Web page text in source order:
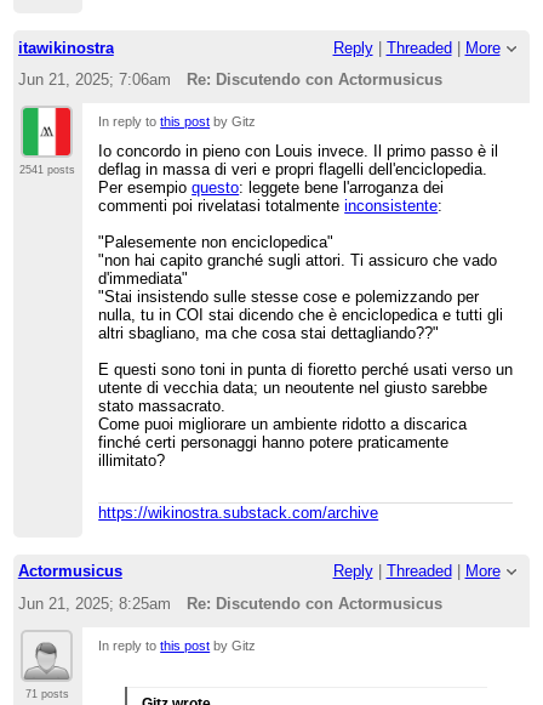
itawikinostra Reply| Threaded | More
Jun 21, 2025; 7:06am
Re: Discutendo con Actormusicus
2541 posts
In reply tothis post by Gitz
Io concordo in pieno con Louis invece. Il primo passo è il
deflag in massa di veri e propri flagelli dell'enciclopedia.
Per esempioquesto: leggete bene l'arroganza dei
commenti poi rivelatasi totalmenteinconsistente:
"Palesemente non enciclopedica"
"non hai capito granché sugli attori. Ti assicuro che vado
d'immediata"
"Stai insistendo sulle stesse cose e polemizzando per
nulla, tu in COI stai dicendo che è enciclopedica e tutti gli
altri sbagliano, ma che cosa stai dettagliando??"
E questi sono toni in punta di fioretto perché usati verso un
utente di vecchia data; un neoutente nel giusto sarebbe
stato massacrato.
Come puoi migliorare un ambiente ridotto a discarica
finché certi personaggi hanno potere praticamente
illimitato?
https://wikinostra.substack.com/archive
Actormusicus Reply| Threaded
More
Jun 21, 2025; 8:25am
Re: Discutendo con Actormusicus
71 posts
In reply tothis post by Gitz